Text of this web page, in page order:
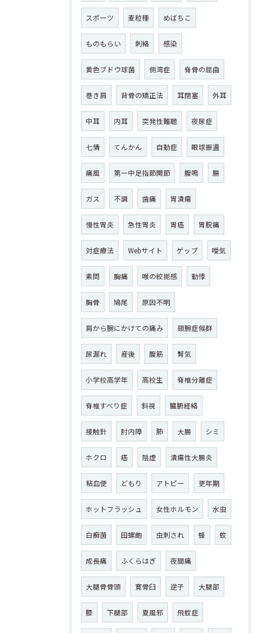
スポーツ 麦粒種 めばちこ
ものもらい 刺絡 感染
黄色ブドウ球菌 側湾症 脊骨の屈曲
巻き肩 背骨の矯正法 耳閉塞 外耳
中耳 内耳 突発性難聴 夜尿症
七情 てんかん 自動症 眼球振盪
痛風 第一中足指節関節 腹鳴 腸
ガス 不調 歯痛 胃潰瘍
慢性胃炎 急性胃炎 胃癌 胃脘痛
対症療法 Webサイト ゲップ 噯気
素問 胸痛 喉の絞扼感 動悸
胸骨 鳩尾 原因不明
肩から腕にかけての痛み 頸腕症候群
尿漏れ 産後 腹筋 腎気
小学校高学年 高校生 脊椎分離症
脊椎すべり症 斜視 臓腑経絡
接触針 肘内障 肺 大腸 シミ
ホクロ 癌 陰虚 潰瘍性大腸炎
粘血便 どもり アトピー 更年期
ホットフラッシュ 女性ホルモン 水虫
白癬菌 田螺皰 虫刺され 蜂 蚊
成長痛 ふくらはぎ 夜間痛
大腿骨骨頭 寛骨臼 逆子 大腿部
膝 下腿部 夏風邪 飛蚊症